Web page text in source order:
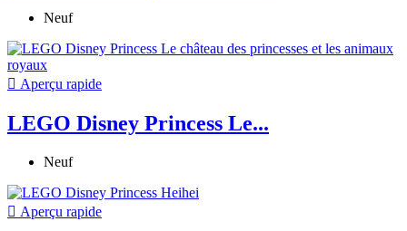
Neuf
 Aperçu rapide
LEGO Disney Princess Le...
Neuf
 Aperçu rapide